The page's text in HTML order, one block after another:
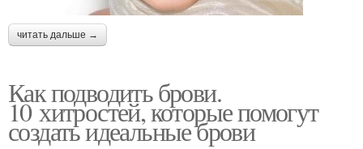
читать дальше →
Как подводить брови.
10 хитростей, которые помогут
создать идеальные брови